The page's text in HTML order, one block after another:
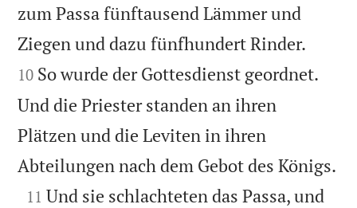
zum Passa fünftausend Lämmer und
Ziegen und dazu fünfhundert Rinder.
10 So wurde der Gottesdienst geordnet.
Und die Priester standen an ihren
Plätzen und die Leviten in ihren
Abteilungen nach dem Gebot des Königs.

11 Und sie schlachteten das Passa, und